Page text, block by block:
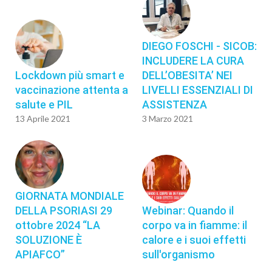
Lockdown più smart e
vaccinazione attenta a
salute e PIL
13 Aprile 2021
DIEGO FOSCHI - SICOB:
INCLUDERE LA CURA
DELL’OBESITA’ NEI
LIVELLI ESSENZIALI DI
ASSISTENZA
3 Marzo 2021
GIORNATA MONDIALE
DELLA PSORIASI 29
ottobre 2024 “LA
SOLUZIONE È
APIAFCO”
Webinar: Quando il
corpo va in fiamme: il
calore e i suoi effetti
sull'organismo